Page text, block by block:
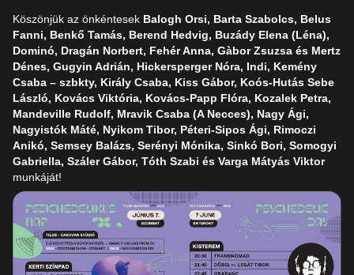
Köszönjük az önkéntesek Balogh Orsi, Barta Szabolcs, Belus
Fanni, Benkő Tamás, Berend Hedvig, Buzády Elena (Léna),
Dominó, Dragán Norbert, Fehér Anna, Gàbor Zsuzsa és Mertz
Dénes, Gugyin Adrián, Hickersperger Nóra, Indi, Kemény
Csaba – szbkty, Király Csaba, Kiss Gábor, Koós-Hutás Sebe
László, Kovács Viktória, Kovács-Papp Flóra, Kozalek Petra,
Mandeville Rudolf, Mravik Csaba (A Necces), Nagy Ági,
Nagyistók Máté, Nyikom Tibor, Péteri-Sipos Ági, Rimoczi
Anikó, Semsey Balázs, Serényi Mónika, Sinkó Bori, Somogyi
Gabriella, Száler Gábor, Tóth Szabi és Varga Mátyás Viktor
munkáját!